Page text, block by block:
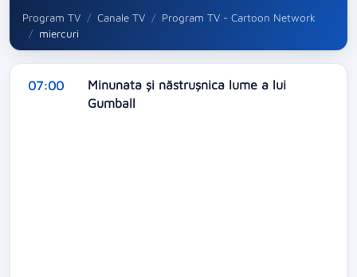
Program TV Canale TV
Program TV - Cartoon Network
miercuri
07:00
Minunata și năstrușnica lume a lui
Gumball